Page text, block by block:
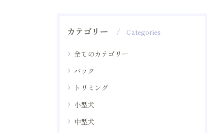
カテゴリー Categories
全てのカテゴリー
パック
トリミング
小型犬
中型犬